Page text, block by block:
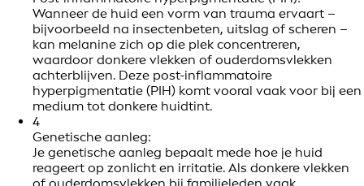
Wanneer de huid een vorm van trauma ervaart –
bijvoorbeeld na insectenbeten, uitslag of scheren –
kan melanine zich op die plek concentreren,
waardoor donkere vlekken of ouderdomsvlekken
achterblijven. Deze post-inflammatoire
hyperpigmentatie (PIH) komt vooral vaak voor bij een
medium tot donkere huidtint.
4
Genetische aanleg:
Je genetische aanleg bepaalt mede hoe je huid
reageert op zonlicht en irritatie. Als donkere vlekken